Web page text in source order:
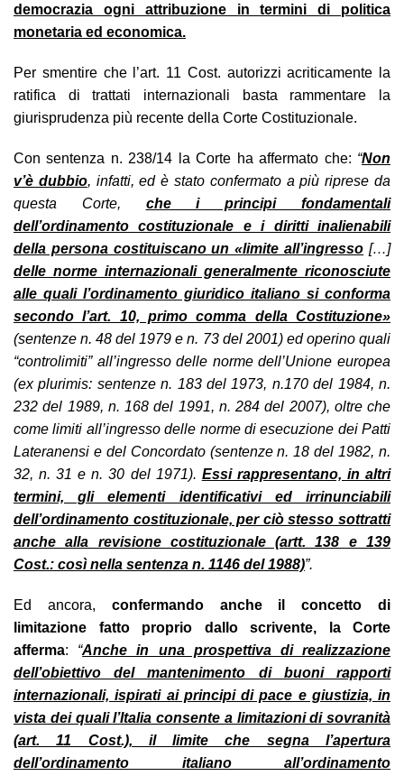
democrazia ogni attribuzione in termini di politica
monetaria ed economica.
Per smentire che l’art. 11 Cost. autorizzi acriticamente la
ratifica di trattati internazionali basta rammentare la
giurisprudenza più recente della Corte Costituzionale.
Con sentenza n. 238/14 la Corte ha affermato che: “Non
v’è dubbio, infatti, ed è stato confermato a più riprese da
questa Corte, che i principi fondamentali
dell’ordinamento costituzionale e i diritti inalienabili
della persona costituiscano un «limite all’ingresso […]
delle norme internazionali generalmente riconosciute
alle quali l’ordinamento giuridico italiano si conforma
secondo l’art. 10, primo comma della Costituzione»
(sentenze n. 48 del 1979 e n. 73 del 2001) ed operino quali
“controlimiti” all’ingresso delle norme dell’Unione europea
(ex plurimis: sentenze n. 183 del 1973, n.170 del 1984, n.
232 del 1989, n. 168 del 1991, n. 284 del 2007), oltre che
come limiti all’ingresso delle norme di esecuzione dei Patti
Lateranensi e del Concordato (sentenze n. 18 del 1982, n.
32, n. 31 e n. 30 del 1971). Essi rappresentano, in altri
termini, gli elementi identificativi ed irrinunciabili
dell’ordinamento costituzionale, per ciò stesso sottratti
anche alla revisione costituzionale (artt. 138 e 139
Cost.: così nella sentenza n. 1146 del 1988)”.
Ed ancora, confermando anche il concetto di
limitazione fatto proprio dallo scrivente, la Corte
afferma: “Anche in una prospettiva di realizzazione
dell’obiettivo del mantenimento di buoni rapporti
internazionali, ispirati ai principi di pace e giustizia, in
vista dei quali l’Italia consente a limitazioni di sovranità
(art. 11 Cost.), il limite che segna l’apertura
dell’ordinamento italiano all’ordinamento